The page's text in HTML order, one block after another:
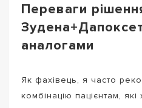
Переваги
аналогами
Як фахівець, я часто
комбінацію пацієнтам, які